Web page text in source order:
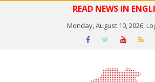
READ NEWS IN
Monday, August 10, 2026,